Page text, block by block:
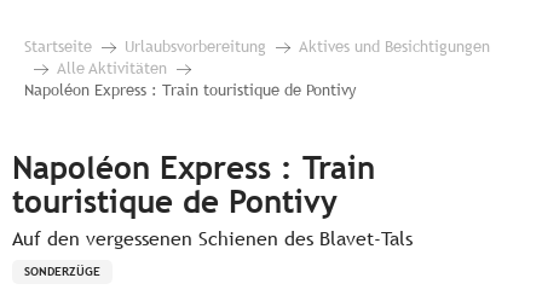
Startseite Urlaubsvorbereitung
Aktives und Besichtigungen
Alle Aktivitäten
Napoléon Express : Train touristique de Pontivy
Napoléon Express : Train
touristique de Pontivy
Auf den vergessenen Schienen des Blavet-Tals
SONDERZÜGE